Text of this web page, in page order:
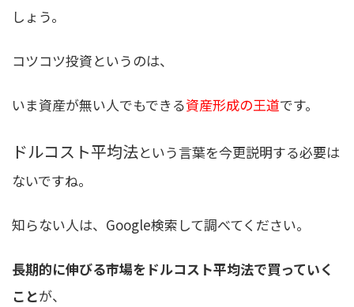
しょう。
コツコツ投資というのは、
いま資産が無い人でもできる資産形成の王道です。
ドルコスト平均法という言葉を今更説明する必要は
ないですね。
知らない人は、Google検索して調べてください。
長期的に伸びる市場をドルコスト平均法で買っていく
ことが、